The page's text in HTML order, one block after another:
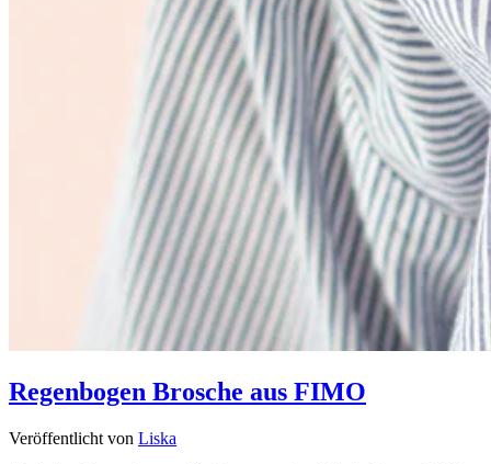
Regenbogen Brosche aus FIMO
Veröffentlicht von Liska